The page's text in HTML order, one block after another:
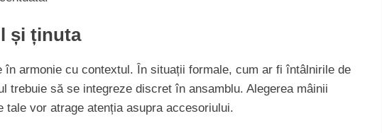
și ținuta
armonie cu contextul. În situații formale, cum ar fi întâlnirile de
trebuie să se integreze discret în ansamblu. Alegerea mâinii
vor atrage atenția asupra accesoriului.